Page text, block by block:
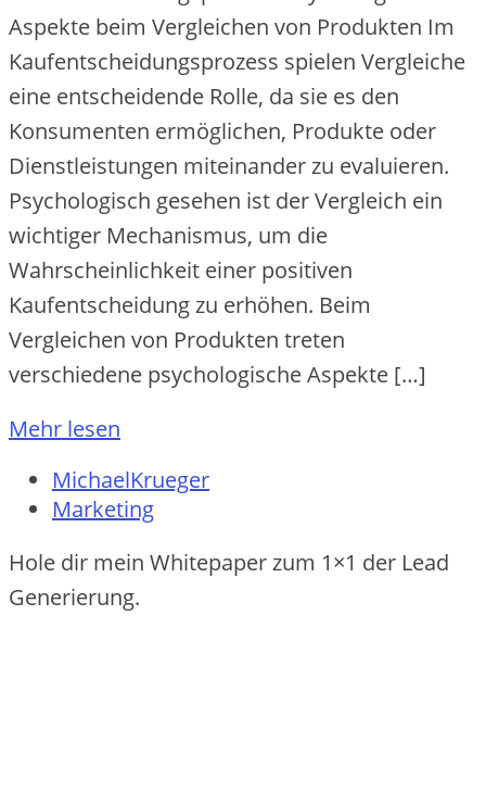
Aspekte beim Vergleichen von Produkten Im
Kaufentscheidungsprozess spielen Vergleiche
eine entscheidende Rolle, da sie es den
Konsumenten ermöglichen, Produkte oder
Dienstleistungen miteinander zu evaluieren.
Psychologisch gesehen ist der Vergleich ein
wichtiger Mechanismus, um die
Wahrscheinlichkeit einer positiven
Kaufentscheidung zu erhöhen. Beim
Vergleichen von Produkten treten
verschiedene psychologische Aspekte […]
Mehr lesen
MichaelKrueger
Marketing
Hole dir mein Whitepaper zum 1×1 der Lead
Generierung.